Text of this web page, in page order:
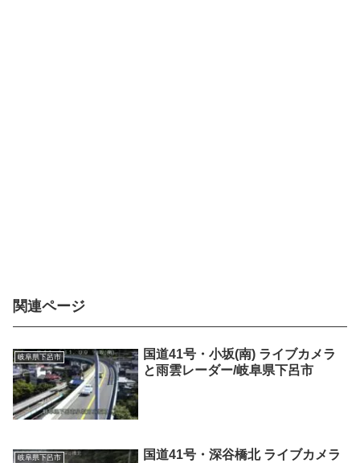
関連ページ
岐阜県下呂市
国道41号・小坂(南) ライブカメラ
と雨雲レーダー/岐阜県下呂市
岐阜県下呂市
国道41号・深谷橋北 ライブカメラ